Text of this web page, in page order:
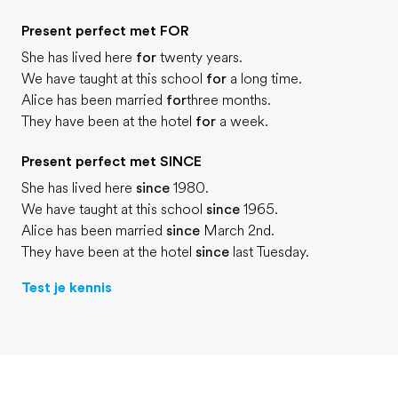
Present perfect met FOR
She has lived here for twenty years.
We have taught at this school for a long time.
Alice has been married forthree months.
They have been at the hotel for a week.
Present perfect met SINCE
She has lived here since 1980.
We have taught at this school since 1965.
Alice has been married since March 2nd.
They have been at the hotel since last Tuesday.
Test je kennis